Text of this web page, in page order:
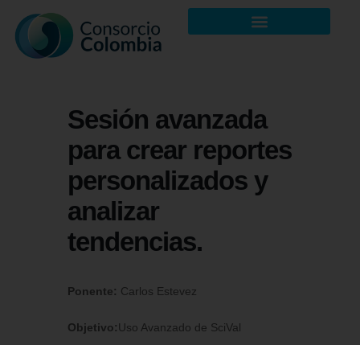
Sesión avanzada
para crear reportes
personalizados y
analizar
tendencias.
Ponente: Carlos Estevez
Objetivo:Uso Avanzado de SciVal